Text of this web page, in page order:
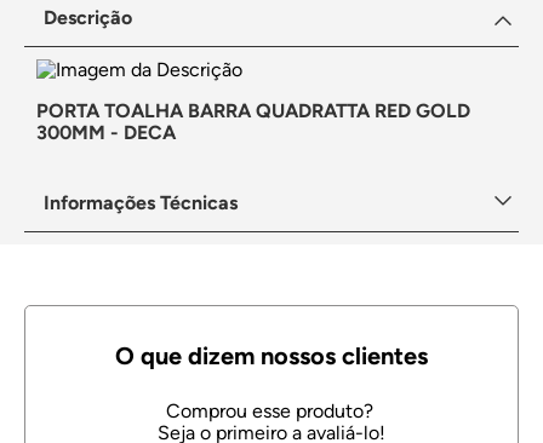
Descrição
PORTA TOALHA BARRA QUADRATTA RED GOLD
300MM - DECA
Informações Técnicas